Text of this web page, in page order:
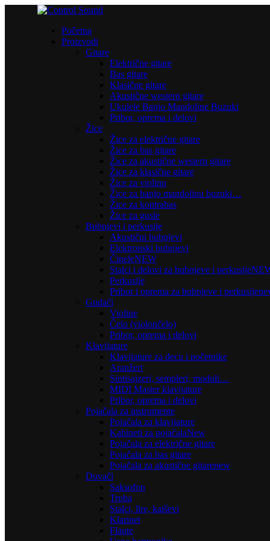
Početna
Proizvodi
Gitare
Električne gitare
Bas gitare
Klasične gitare
Akustične western gitare
Ukulele Banjo Mandoline Buzuki
Pribor, oprema i delovi
Žice
Žice za električne gitare
Žice za bas gitare
Žice za akustične western gitare
Žice za klasične gitare
Žice za violinu
Žice za banjo mandolinu buzuki…
Žice za kontrabas
Žice za gusle
Bubnjevi i perkusije
Akustični bubnjevi
Elektronski bubnjevi
ČineleNEW
Stalci i delovi za bubnjeve i perkusije
Perkusije
Pribor i oprema za bubnjeve i perkusije
Gudači
Violine
Čelo (violončelo)
Pribor, oprema i delovi
Klavijature
Klavijature za decu i početnike
Aranžeri
Sintisajzeri, sempleri, moduli…
MIDI Master klavijature
Pribor, oprema i delovi
Pojačala za instrumente
Pojačala za klavijature
Kabineti za pojačalaNew
Pojačala za električne gitare
Pojačala za bas gitare
Pojačala za akustične gitarenew
Duvači
Saksofon
Truba
Stalci, lire, kaiševi
Klarinet
Flaute